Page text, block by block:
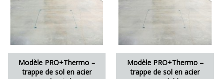
Modèle PRO+Thermo –
trappe de sol en acier
Modèle PRO+Thermo –
trappe de sol en acier